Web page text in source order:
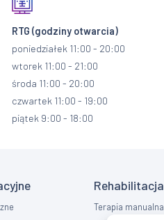
RTG (godziny otwarcia)
poniedziałek 11:00 - 20:00
wtorek 11:00 - 21:00
środa 11:00 - 20:00
czwartek 11:00 - 19:00
piątek 9:00 - 18:00
Rehabilitacja
Terapia manualna